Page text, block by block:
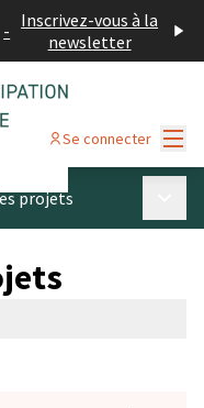
- Inscrivez-vous à la
newsletter
Se connecter
projets